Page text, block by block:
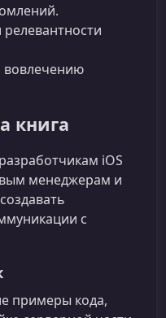
релевантности
вовлечению
книга
iOS
менеджерам и
с
примеры кода,